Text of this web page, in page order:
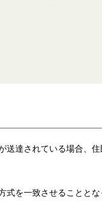
達されている場合、
式を一致させることと